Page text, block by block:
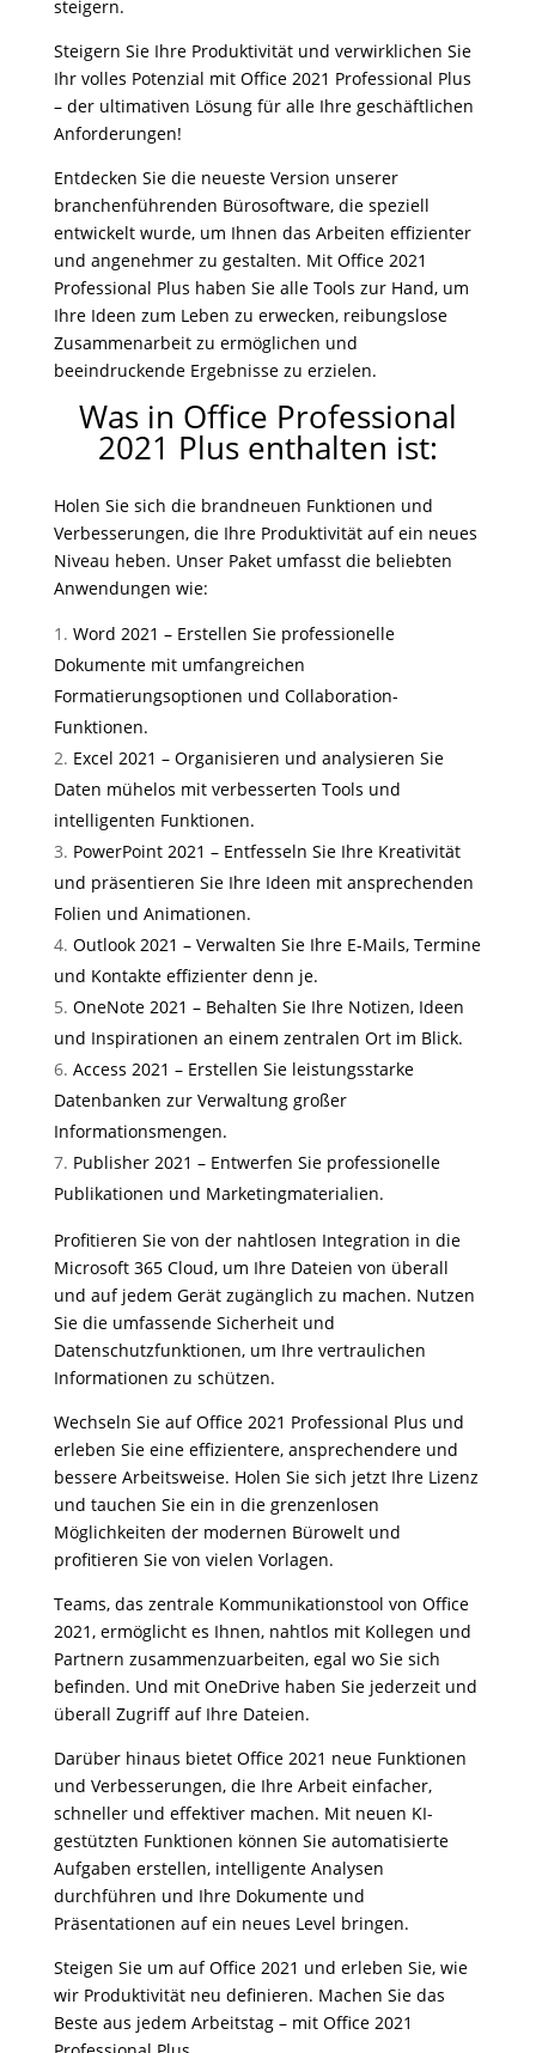
steigern.
Steigern Sie Ihre Produktivität und verwirklichen Sie
Ihr volles Potenzial mit Office 2021 Professional Plus
– der ultimativen Lösung für alle Ihre geschäftlichen
Anforderungen!
Entdecken Sie die neueste Version unserer
branchenführenden Bürosoftware, die speziell
entwickelt wurde, um Ihnen das Arbeiten effizienter
und angenehmer zu gestalten. Mit Office 2021
Professional Plus haben Sie alle Tools zur Hand, um
Ihre Ideen zum Leben zu erwecken, reibungslose
Zusammenarbeit zu ermöglichen und
beeindruckende Ergebnisse zu erzielen.
Was in Office Professional
2021 Plus enthalten ist:
Holen Sie sich die brandneuen Funktionen und
Verbesserungen, die Ihre Produktivität auf ein neues
Niveau heben. Unser Paket umfasst die beliebten
Anwendungen wie:
Word 2021 – Erstellen Sie professionelle
Dokumente mit umfangreichen
Formatierungsoptionen und Collaboration-
Funktionen.
Excel 2021 – Organisieren und analysieren Sie
Daten mühelos mit verbesserten Tools und
intelligenten Funktionen.
PowerPoint 2021 – Entfesseln Sie Ihre Kreativität
und präsentieren Sie Ihre Ideen mit ansprechenden
Folien und Animationen.
Outlook 2021 – Verwalten Sie Ihre E-Mails, Termine
und Kontakte effizienter denn je.
OneNote 2021 – Behalten Sie Ihre Notizen, Ideen
und Inspirationen an einem zentralen Ort im Blick.
Access 2021 – Erstellen Sie leistungsstarke
Datenbanken zur Verwaltung großer
Informationsmengen.
Publisher 2021 – Entwerfen Sie professionelle
Publikationen und Marketingmaterialien.
Profitieren Sie von der nahtlosen Integration in die
Microsoft 365 Cloud, um Ihre Dateien von überall
und auf jedem Gerät zugänglich zu machen. Nutzen
Sie die umfassende Sicherheit und
Datenschutzfunktionen, um Ihre vertraulichen
Informationen zu schützen.
Wechseln Sie auf Office 2021 Professional Plus und
erleben Sie eine effizientere, ansprechendere und
bessere Arbeitsweise. Holen Sie sich jetzt Ihre Lizenz
und tauchen Sie ein in die grenzenlosen
Möglichkeiten der modernen Bürowelt und
profitieren Sie von vielen Vorlagen.
Teams, das zentrale Kommunikationstool von Office
2021, ermöglicht es Ihnen, nahtlos mit Kollegen und
Partnern zusammenzuarbeiten, egal wo Sie sich
befinden. Und mit OneDrive haben Sie jederzeit und
überall Zugriff auf Ihre Dateien.
Darüber hinaus bietet Office 2021 neue Funktionen
und Verbesserungen, die Ihre Arbeit einfacher,
schneller und effektiver machen. Mit neuen KI-
gestützten Funktionen können Sie automatisierte
Aufgaben erstellen, intelligente Analysen
durchführen und Ihre Dokumente und
Präsentationen auf ein neues Level bringen.
Steigen Sie um auf Office 2021 und erleben Sie, wie
wir Produktivität neu definieren. Machen Sie das
Beste aus jedem Arbeitstag – mit Office 2021